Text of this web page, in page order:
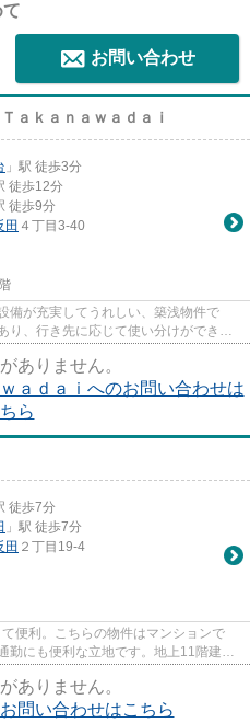
お問い合わせ
ａｋａｎａｗａｄａｉ
」駅 徒歩3分
徒歩12分
徒歩9分
田 ４丁目3-40
備が充実してうれしい、築浅物件で
り、行き先に応じて使い分けができま
ありません。
ａｄａｉへのお問い合わせは
ら
徒歩7分
」駅 徒歩7分
田 ２丁目19-4
便利。こちらの物件はマンションで
勤にも便利な立地です。地上11階建て
ありません。
問い合わせはこちら